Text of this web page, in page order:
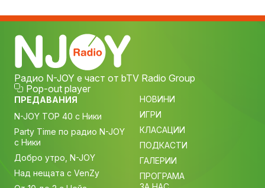
Радио N-JOY е част от bTV Radio Group
Pop-out player
ПРЕДАВАНИЯ
N-JOY TOP 40 с Ники
Party Time по радио N-JOY
с Ники
Добро утро, N-JOY
Над нещата с VenZy
НОВИНИ
ИГРИ
КЛАСАЦИИ
ПОДКАСТИ
ГАЛЕРИИ
ПРОГРАМА